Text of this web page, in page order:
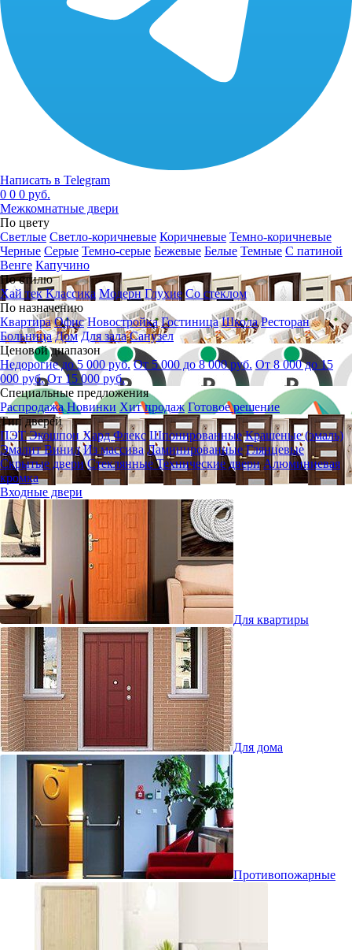
Написать в Telegram
0 0 0 руб.
Межкомнатные двери
По цвету
Светлые Светло-коричневые Коричневые Темно-коричневые
Черные Серые Темно-серые Бежевые Белые Темные С патиной
Венге Капучино
По стилю
Хай тек Классика Модерн Глухие Со стеклом
По назначению
Квартира Офис Новостройка Гостиница Школа Ресторан
Больница Дом Для зала Санузел
Ценовой диапазон
Недорогие до 5 000 руб. От 5 000 до 8 000 руб. От 8 000 до 15
000 руб. От 15 000 руб.
Специальные предложения
Распродажа Новинки Хит продаж Готовое решение
Тип дверей
ПЭТЭкошпон Хард Флекс Шпонированные Крашеные (эмаль)
ЭмалитВинил Из массива Ламинированные Глянцевые
Скрытые двери СтеклянныеТехнические двери Алюминиевая
кромка
Входные двери
Для квартиры
Для дома
Противопожарные